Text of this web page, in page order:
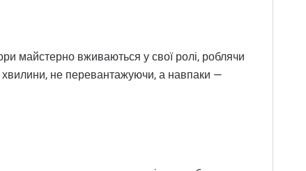
майстерно вживаються у свої ролі, роблячи
хвилини, не перевантажуючи, а навпаки —